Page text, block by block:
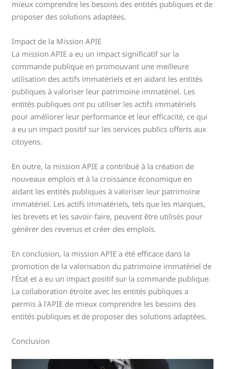
mieux comprendre les besoins des entités publiques et de
proposer des solutions adaptées.
Impact de la Mission APIE
La mission APIE a eu un impact significatif sur la
commande publique en promouvant une meilleure
utilisation des actifs immatériels et en aidant les entités
publiques à valoriser leur patrimoine immatériel. Les
entités publiques ont pu utiliser les actifs immatériels
pour améliorer leur performance et leur efficacité, ce qui
a eu un impact positif sur les services publics offerts aux
citoyens.
En outre, la mission APIE a contribué à la création de
nouveaux emplois et à la croissance économique en
aidant les entités publiques à valoriser leur patrimoine
immatériel. Les actifs immatériels, tels que les marques,
les brevets et les savoir-faire, peuvent être utilisés pour
générer des revenus et créer des emplois.
En conclusion, la mission APIE a été efficace dans la
promotion de la valorisation du patrimoine immatériel de
l’État et a eu un impact positif sur la commande publique.
La collaboration étroite avec les entités publiques a
permis à l’APIE de mieux comprendre les besoins des
entités publiques et de proposer des solutions adaptées.
Conclusion